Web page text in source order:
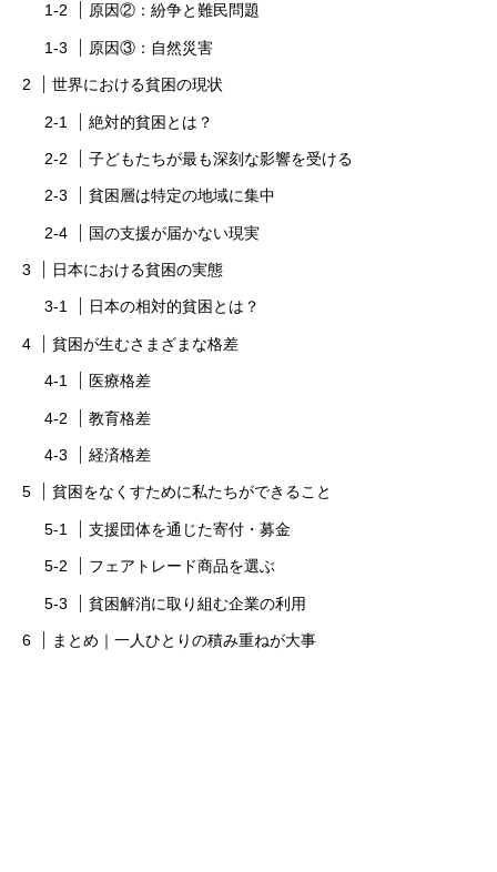
原因②：紛争と難民問題
原因③：自然災害
世界における貧困の現状
絶対的貧困とは？
子どもたちが最も深刻な影響を受ける
貧困層は特定の地域に集中
国の支援が届かない現実
日本における貧困の実態
日本の相対的貧困とは？
貧困が生むさまざまな格差
医療格差
教育格差
経済格差
貧困をなくすために私たちができること
支援団体を通じた寄付・募金
フェアトレード商品を選ぶ
貧困解消に取り組む企業の利用
まとめ｜一人ひとりの積み重ねが大事